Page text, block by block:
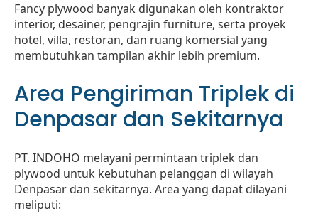
Fancy plywood banyak digunakan oleh kontraktor
interior, desainer, pengrajin furniture, serta proyek
hotel, villa, restoran, dan ruang komersial yang
membutuhkan tampilan akhir lebih premium.
Area Pengiriman Triplek di
Denpasar dan Sekitarnya
PT. INDOHO melayani permintaan triplek dan
plywood untuk kebutuhan pelanggan di wilayah
Denpasar dan sekitarnya. Area yang dapat dilayani
meliputi: